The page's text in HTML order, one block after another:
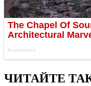
ЧИТАЙТЕ